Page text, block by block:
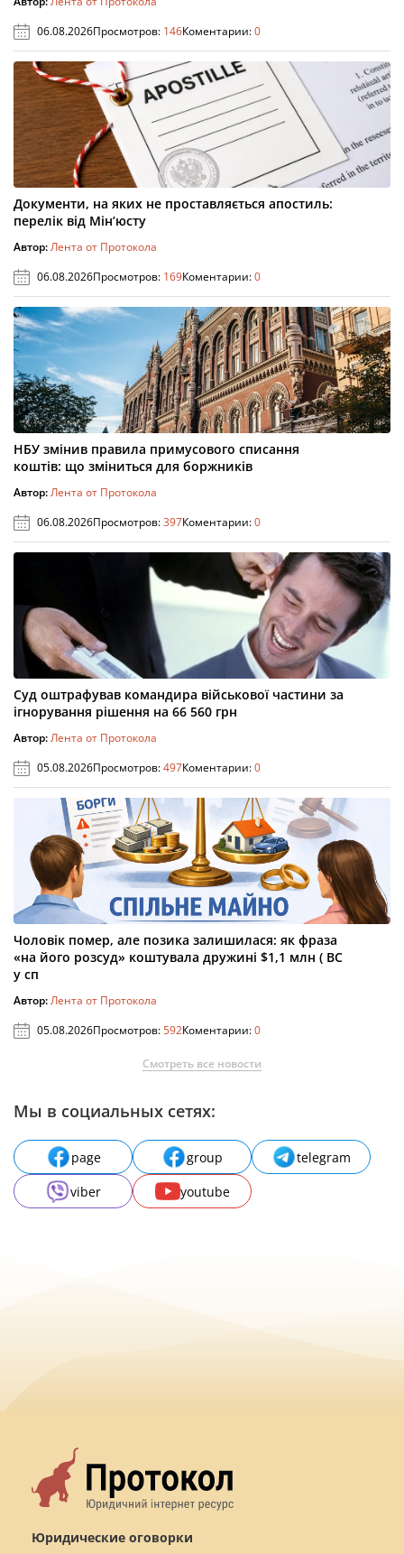
06.08.2026Просмотров: 146Коментарии:0
Документи, на яких не проставляється апостиль:
перелік від Мін’юсту
Автор:Лента от Протокола
06.08.2026Просмотров: 169Коментарии:0
НБУ змінив правила примусового списання
коштів: що зміниться для боржників
Автор:Лента от Протокола
06.08.2026Просмотров:397Коментарии:0
Суд оштрафував командира військової частини за
ігнорування рішення на 66 560 грн
Автор:Лента от Протокола
05.08.2026Просмотров:497Коментарии:0
Чоловік помер, але позика залишилася: як фраза
«на його розсуд» коштувала дружині $1,1 млн ( ВС
у сп
Автор:Лента от Протокола
05.08.2026Просмотров:592Коментарии:0
Смотреть все новости
Мы в социальных сетях:
page group
telegram
viber
youtube
Юридические оговорки